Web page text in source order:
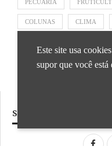
PECUÁRIA
COLUNAS CLIMA
APRESENTADO POR BRAPEX
SIGA NOSSAS REDES
Este site usa
supor que você